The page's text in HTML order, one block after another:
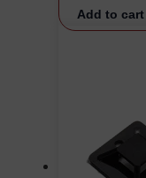
Add to cart